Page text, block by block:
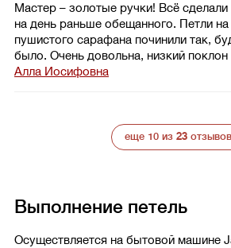
Мастер – золотые ручки! Всё
на день раньше обещанного. Петли на
пушистого сарафана починили так,
было. Очень довольна, низкий поклон
Алла Иосифовна
еще 10 из 23отзывов
Выполнение петель
Осуществляется на бытовой машине